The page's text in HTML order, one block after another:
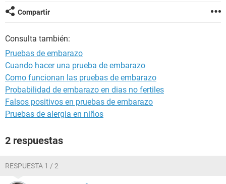
Compartir
Consulta también:
Pruebas de embarazo
Cuando hacer una prueba de embarazo
Como funcionan las pruebas de embarazo
Probabilidad de embarazo en dias no fertiles
Falsos positivos en pruebas de embarazo
Pruebas de alergia en niños
2 respuestas
RESPUESTA 1 / 2